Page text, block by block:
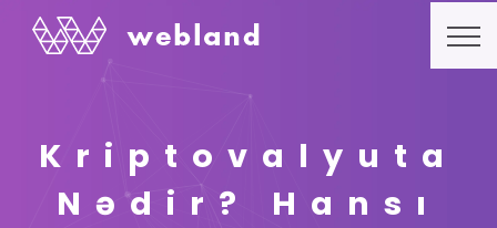
Kriptovalyuta
Nədir? Hansı